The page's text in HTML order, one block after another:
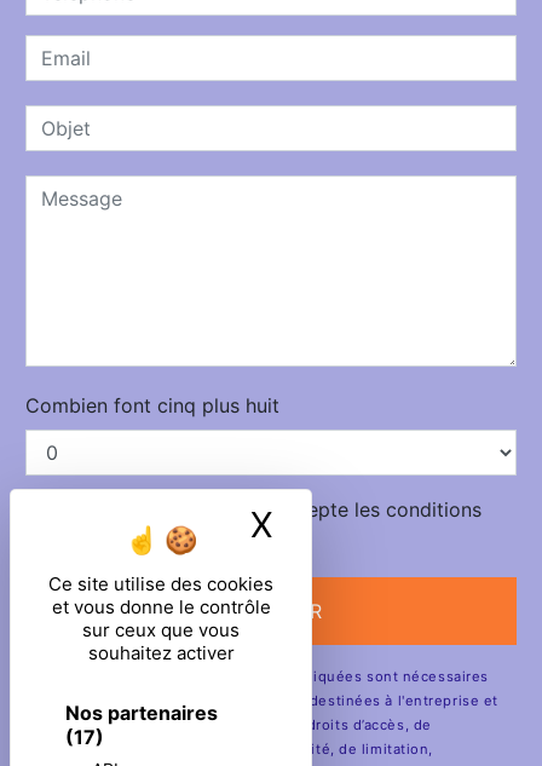
Ce site utilise des cookies
et vous donne le contrôle
sur ceux que vous
souhaitez activer
Nos partenaires
(17)
X Masquer le
Combien font cinq plus huit
En cochant cette case, j'accepte les conditions
particulières ci-dessous **
ENVOYER
** Les données personnelles communiquées sont nécessaires
aux fins de vous contacter. Elles sont destinées à l'entreprise et
ses sous-traitants. Vous disposez de droits d’accès, de
rectification, d’effacement, de portabilité, de limitation,